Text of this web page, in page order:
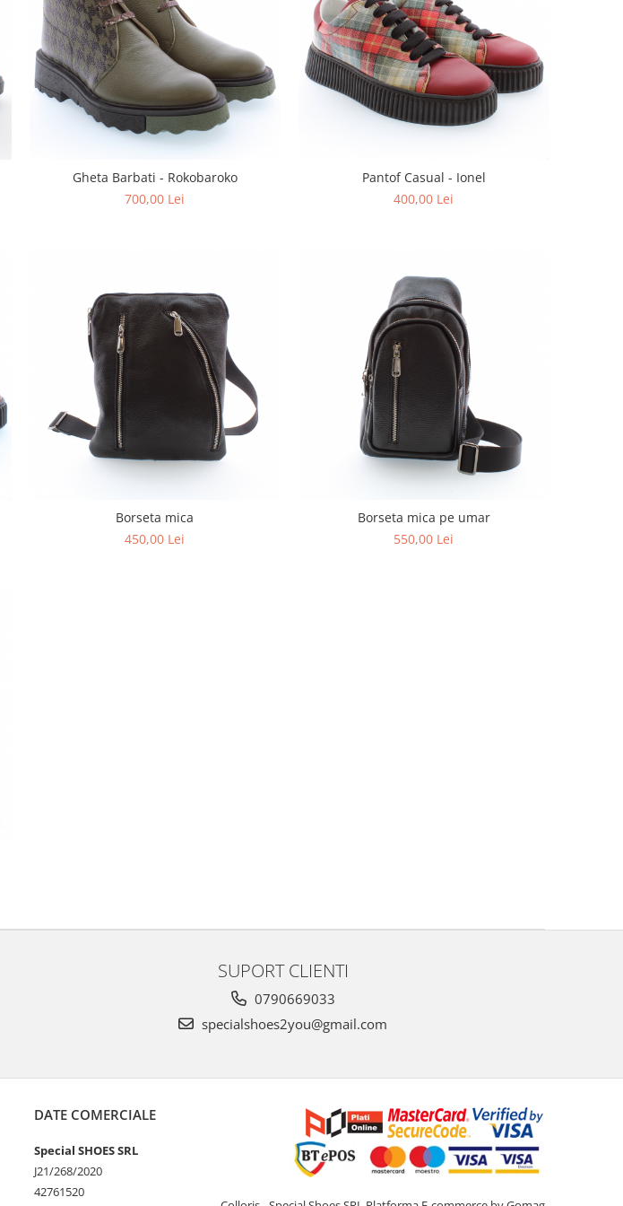
Gheta Barbati - Rokobaroko
700,00 Lei
Pantof Casual - Ionel
400,00 Lei
Borseta mica
450,00 Lei
Borseta mica pe umar
550,00 Lei
SUPORT CLIENTI
0790669033
specialshoes2you@gmail.com
DATE COMERCIALE
Special SHOES SRL
J21/268/2020
42761520